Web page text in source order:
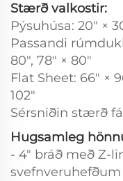
Stærð valkostir:
Pýsuhúsa: 20" ×
Passandi
80", 78" × 80"
Flat Sheet: 66" ×
102"
Sérsniðin stærð
Hugsamleg
- 4" bráð með Z-
svefnveruhefðum